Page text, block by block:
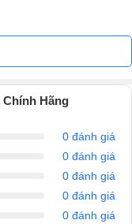
lượng âm thanh mà còn
khách, mang tỉnh chất
Model
Seri CAVS-LS do Nhật
điểm của dòng loa
nên CAVS LS812 phù
phòng karaoke hay hát
Chính Hãng
0 đánh giá
0 đánh giá
0 đánh giá
0 đánh giá
0 đánh giá